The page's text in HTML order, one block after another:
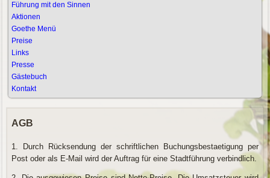
Führung mit den Sinnen
Aktionen
Goethe Menü
Preise
Links
Presse
Gästebuch
Kontakt
AGB
1. Durch Rücksendung der schriftlichen Buchungsbestaetigung per
Post oder als E-Mail wird der Auftrag für eine Stadtführung verbindlich.